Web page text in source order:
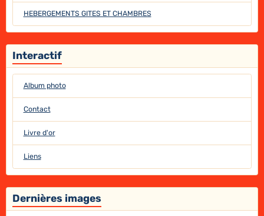
HEBERGEMENTS GITES ET CHAMBRES
Interactif
Album photo
Contact
Livre d'or
Liens
Dernières images